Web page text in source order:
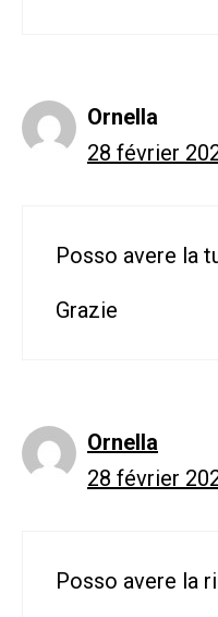
Ornella
28 février
Posso avere la
Grazie
Ornella
28 février
Posso avere la